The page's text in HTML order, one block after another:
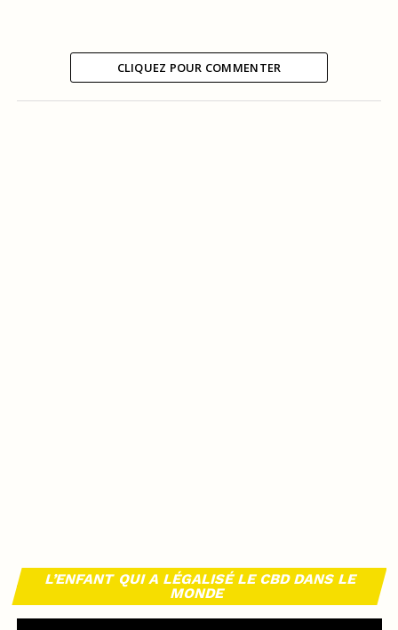
CLIQUEZ POUR COMMENTER
L’ENFANT QUI A LÉGALISÉ LE CBD DANS LE
MONDE